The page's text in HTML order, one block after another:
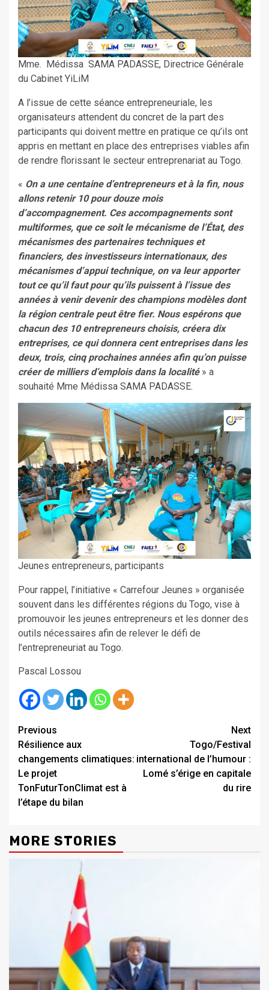
Mme. Médissa SAMA PADASSE, Directrice Générale
du Cabinet YiLiM
A l’issue de cette séance entrepreneuriale, les
organisateurs attendent du concret de la part des
participants qui doivent mettre en pratique ce qu’ils ont
appris en mettant en place des entreprises viables afin
de rendre florissant le secteur entreprenariat au Togo.
« On a une centaine d’entrepreneurs et à la fin, nous
allons retenir 10 pour douze mois
d’accompagnement. Ces accompagnements sont
multiformes, que ce soit le mécanisme de l’État, des
mécanismes des partenaires techniques et
financiers, des investisseurs internationaux, des
mécanismes d’appui technique, on va leur apporter
tout ce qu’il faut pour qu’ils puissent à l’issue des
années à venir devenir des champions modèles dont
la région centrale peut être fier. Nous espérons que
chacun des 10 entrepreneurs choisis, créera dix
entreprises, ce qui donnera cent entreprises dans les
deux, trois, cinq prochaines années afin qu’on puisse
créer de milliers d’emplois dans la localité» a
souhaité Mme Médissa SAMA PADASSE.
Jeunes entrepreneurs, participants
Pour rappel, l’initiative « Carrefour Jeunes » organisée
souvent dans les différentes régions du Togo, vise à
promouvoir les jeunes entrepreneurs et les donner des
outils nécessaires afin de relever le défi de
l’entrepreneuriat au Togo.
Pascal Lossou
Continue
Reading
Previous
Résilience aux
changements climatiques:
Le projet
TonFuturTonClimat est à
l’étape du bilan
Next
Togo/Festival
international de l’humour :
Lomé s’érige en capitale
du rire
MORE STORIES